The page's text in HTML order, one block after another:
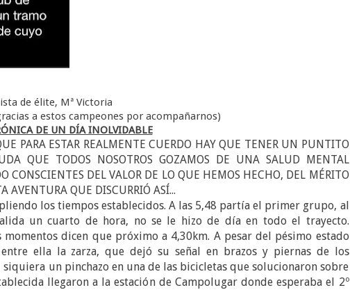
de élite, Mª Victoria
a estos campeones por acompañarnos)
DE UN DÍA INOLVIDABLE
PARA ESTAR REALMENTE CUERDO HAY QUE TENER UN PUNTITO
QUE TODOS NOSOTROS GOZAMOS DE UNA SALUD MENTAL
CONSCIENTES DEL VALOR DE LO QUE HEMOS HECHO, DEL MÉRITO
AVENTURA QUE DISCURRIÓ ASÍ...
los tiempos establecidos. A las 5,48 partía el primer grupo, al
un cuarto de hora, no se le hizo de día en todo el trayecto.
dicen que próximo a 4,30km. A pesar del pésimo estado
ella la zarza, que dejó su señal en brazos y piernas de los
un pinchazo en una de las bicicletas que solucionaron sobre
llegaron a la estación de Campolugar donde esperaba el 2º